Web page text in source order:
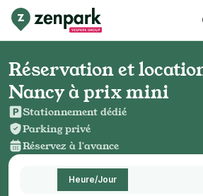
Réservation et
Nancy à prix mini
Stationnement dédié
Parking privé
Réservez à l'avance
Heure/Jour